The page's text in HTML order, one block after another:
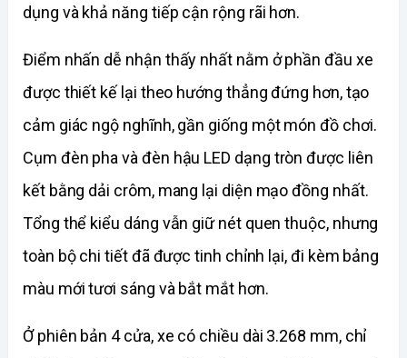
dụng và khả năng tiếp cận rộng rãi hơn.
Điểm nhấn dễ nhận thấy nhất nằm ở phần đầu xe
được thiết kế lại theo hướng thẳng đứng hơn, tạo
cảm giác ngộ nghĩnh, gần giống một món đồ chơi.
Cụm đèn pha và đèn hậu LED dạng tròn được liên
kết bằng dải crôm, mang lại diện mạo đồng nhất.
Tổng thể kiểu dáng vẫn giữ nét quen thuộc, nhưng
toàn bộ chi tiết đã được tinh chỉnh lại, đi kèm bảng
màu mới tươi sáng và bắt mắt hơn.
Ở phiên bản 4 cửa, xe có chiều dài 3.268 mm, chỉ